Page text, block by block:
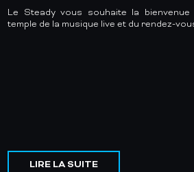
Le Steady vous souhaite la
temple de la musique live et du rendez-
LIRE LA SUITE